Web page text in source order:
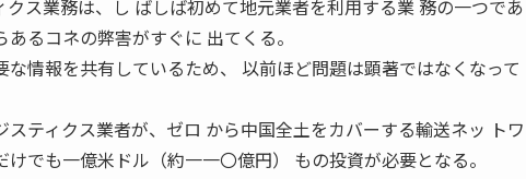
ス業務は、し ばしば初めて地元業者を利用する業 務の一つであ
るコネの弊害がすぐに 出てくる。
情報を共有しているため、 以前ほど問題は顕著ではなくなって
ティクス業者が、ゼロ から中国全土をカバーする輸送ネッ トワ
でも一億米ドル（約一一〇億円） もの投資が必要となる。